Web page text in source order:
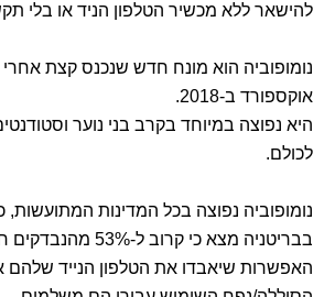
להישאר ללא מכשיר הטלפון הניד או בלי
נומופוביה הוא מונח חדש שנכנס קצת אחרי
אוקספורד ב-2018.
היא נפוצה במיוחד בקרב בני נוער
לכולם.
נומופוביה נפוצה בכל המדינות
בבריטניה מצא כי קרוב
האפשרות שיאבדו את הטלפון הנייד שלהם